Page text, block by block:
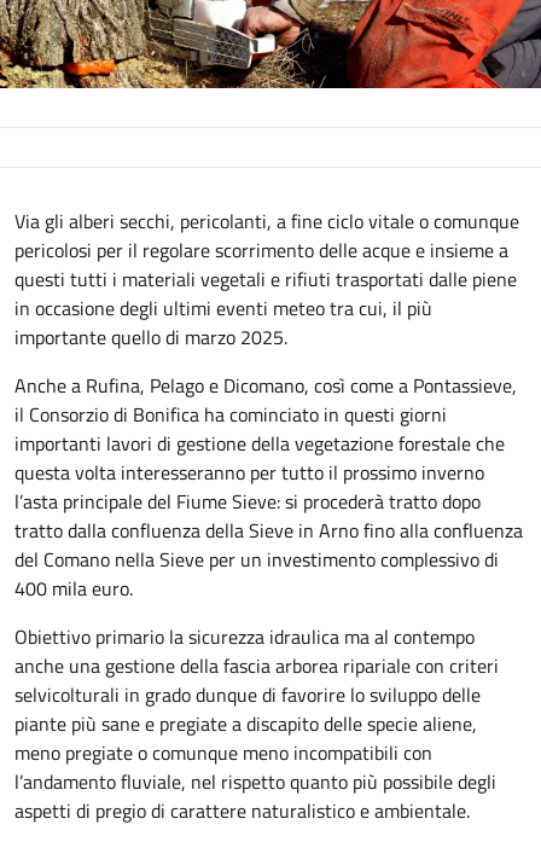
Descrizione
Via gli alberi secchi, pericolanti, a fine ciclo vitale o comunque
pericolosi per il regolare scorrimento delle acque e insieme a
questi tutti i materiali vegetali e rifiuti trasportati dalle piene
in occasione degli ultimi eventi meteo tra cui, il più
importante quellodi marzo 2025.
Anche a Rufina, Pelago e Dicomano, così come a Pontassieve,
il Consorzio di Bonifica ha cominciato in questi giorni
importanti lavori di gestione della vegetazione forestale che
questa volta interesseranno per tutto il prossimo inverno
l’asta principale del Fiume Sieve: si procederà tratto dopo
tratto dalla confluenza della Sieve in Arno fino alla confluenza
del Comano nella Sieve per un investimento complessivo di
400 mila euro.
Obiettivo primario la sicurezza idraulica ma al contempo
anche una gestione della fascia arborea ripariale con criteri
selvicolturali in grado dunque di favorire lo sviluppo delle
piante più sane e pregiate a discapito delle specie aliene,
meno pregiate o comunque meno incompatibili con
l’andamento fluviale, nel rispetto quanto più possibile degli
aspetti di pregio di carattere naturalistico e ambientale.